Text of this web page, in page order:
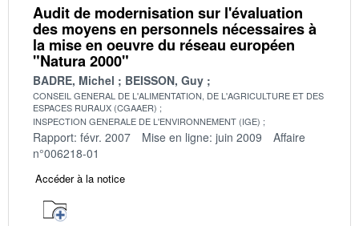
Audit de modernisation sur l'évaluation
des moyens en personnels nécessaires à
la mise en oeuvre du réseau européen
"Natura 2000"
BADRE, Michel BEISSON, Guy
CONSEIL GENERAL DE L'ALIMENTATION, DE L'AGRICULTURE ET DES
ESPACES RURAUX (CGAAER)
INSPECTION GENERALE DE L'ENVIRONNEMENT (IGE)
Rapport: févr. 2007 Mise en ligne: juin 2009
Affaire
n°006218-01
Accéder à la notice